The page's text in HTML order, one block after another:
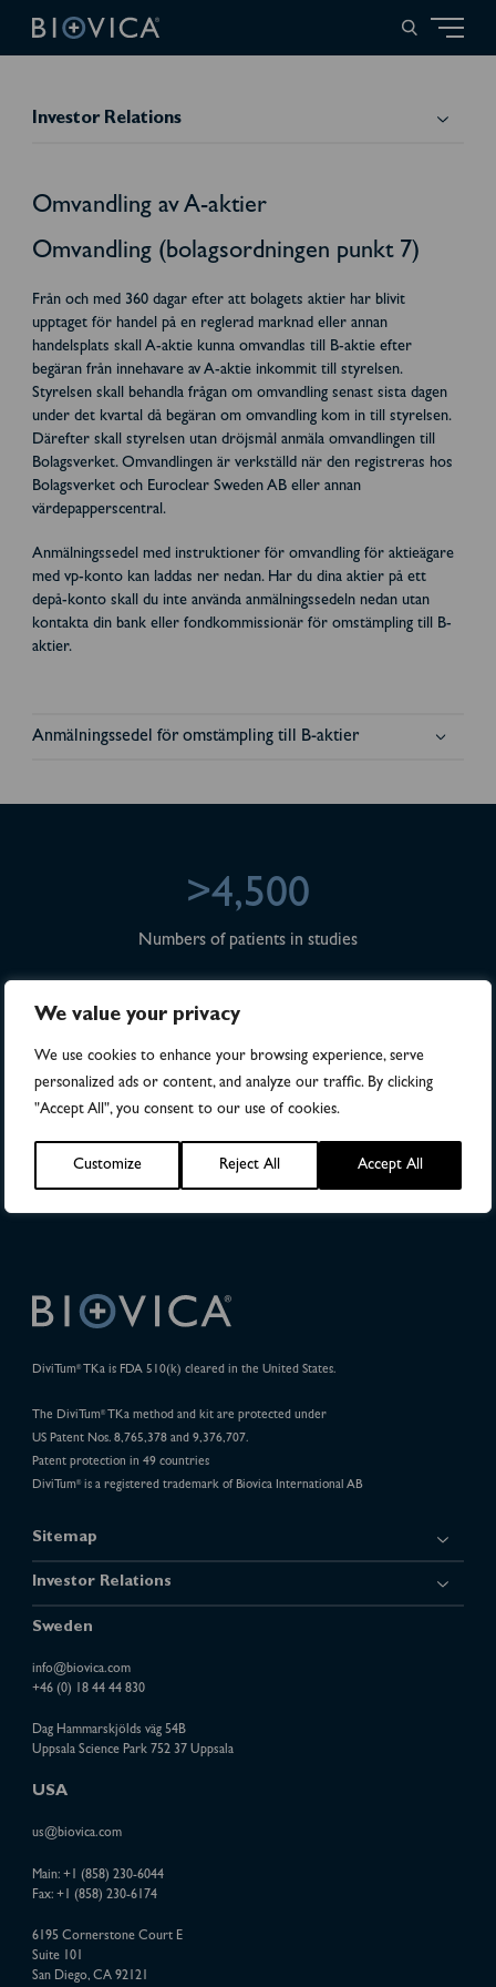
We value your privacy
We use cookies to enhance your browsing experience, serve
personalized ads or content, and analyze our traffic. By clicking
"Accept All", you consent to our use of cookies.
Customize Reject All Accept All
Investor Relations
Omvandling av A-aktier
Omvandling (bolagsordningen punkt 7)
Från och med 360 dagar efter att bolagets aktier har blivit
upptaget för handel på en reglerad marknad eller annan
handelsplats skall A-aktie kunna omvandlas till B-aktie efter
begäran från innehavare av A-aktie inkommit till styrelsen.
Styrelsen skall behandla frågan om omvandling senast sista dagen
under det kvartal då begäran om omvandling kom in till styrelsen.
Därefter skall styrelsen utan dröjsmål anmäla omvandlingen till
Bolagsverket. Omvandlingen är verkställd när den registreras hos
Bolagsverket och Euroclear Sweden AB eller annan
värdepapperscentral.
Anmälningssedel med instruktioner för omvandling för aktieägare
med vp-konto kan laddas ner nedan. Har du dina aktier på ett
depå-konto skall du inte använda anmälningssedeln nedan utan
kontakta din bank eller fondkommissionär för omstämpling till B-
aktier.
Anmälningssedel för omstämpling till B-aktier
>4,500
Numbers of patients in studies
28
Publications
32
Pharma Projects
DiviTum®TKa is FDA 510(k) cleared in the United States.
The DiviTum®TKa method and kit are protected under
US Patent Nos. 8,765,378 and 9,376,707.
Patent protection in 49 countries
DiviTum®is a registered trademark of Biovica International AB
Sitemap
Investor Relations
Sweden
info@biovica.com
+46 (0) 18 44 44 830
Dag Hammarskjölds väg 54B
Uppsala Science Park 752 37 Uppsala
USA
us@biovica.com
Main: +1 (858) 230-6044
Fax: +1 (858) 230-6174
6195 Cornerstone Court E
Suite 101
San Diego, CA 92121